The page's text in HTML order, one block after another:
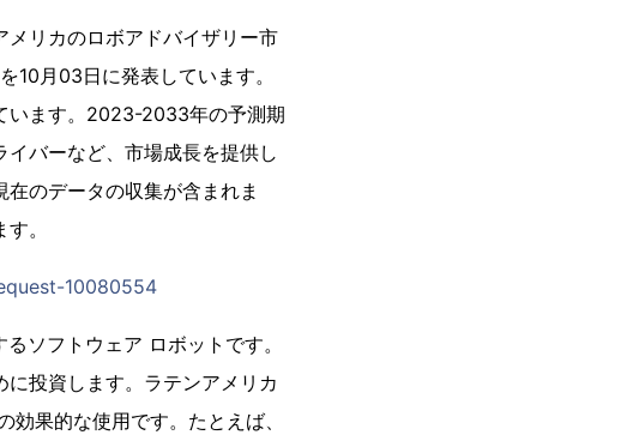
メリカのロボアドバイザリー市
10月03日に発表しています。
います。2023-2033年の予測期
バーなど、市場成長を提供し
のデータの収集が含まれま
。
10080554
ソフトウェア ロボットです。
投資します。ラテンアメリカ
果的な使用です。たとえば、